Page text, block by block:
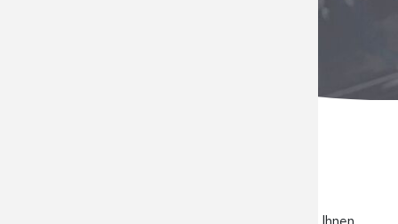
Vielen Dank für Ihre Terminanfrage. Wir werden Ihnen